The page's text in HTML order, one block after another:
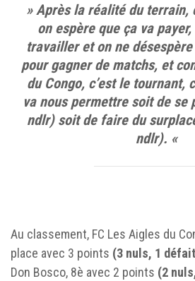
» Après la réalité du terrain,
on espère que ça va
travailler et on ne
pour gagner de matchs, et
du Congo, c’est le tournant,
va nous permettre soit de se
ndlr) soit de faire du
ndlr). «
Au classement, FC Les Aigles du
place avec 3 points (3 nuls, 1
Don Bosco, 8è avec 2 points (2